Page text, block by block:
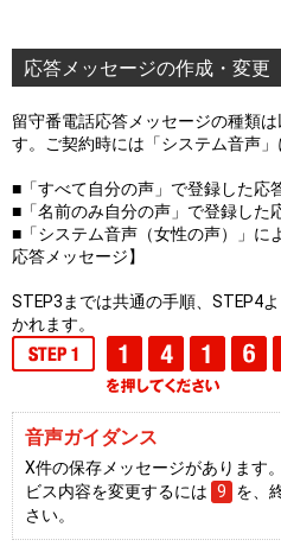
応答メッセージの作成・変更
留守番電話応答メッセージの種類
す。ご契約時には「システム音声」
■「すべて自分の声」で登録した応
■「名前のみ自分の声」で登録した
■「システム音声（女性の声）」に
応答メッセージ】
STEP3までは共通の手順、STEP4
かれます。
音声ガイダンス
X件の保存メッセージがあります
ビス内容を変更するには 9 を、
さい。